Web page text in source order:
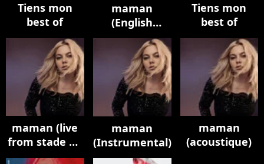
Tiens mon
best of
maman
(English
Version)
Tiens mon
best of
maman (live
from stade de
france)
maman
(Instrumental)
maman
(acoustique)